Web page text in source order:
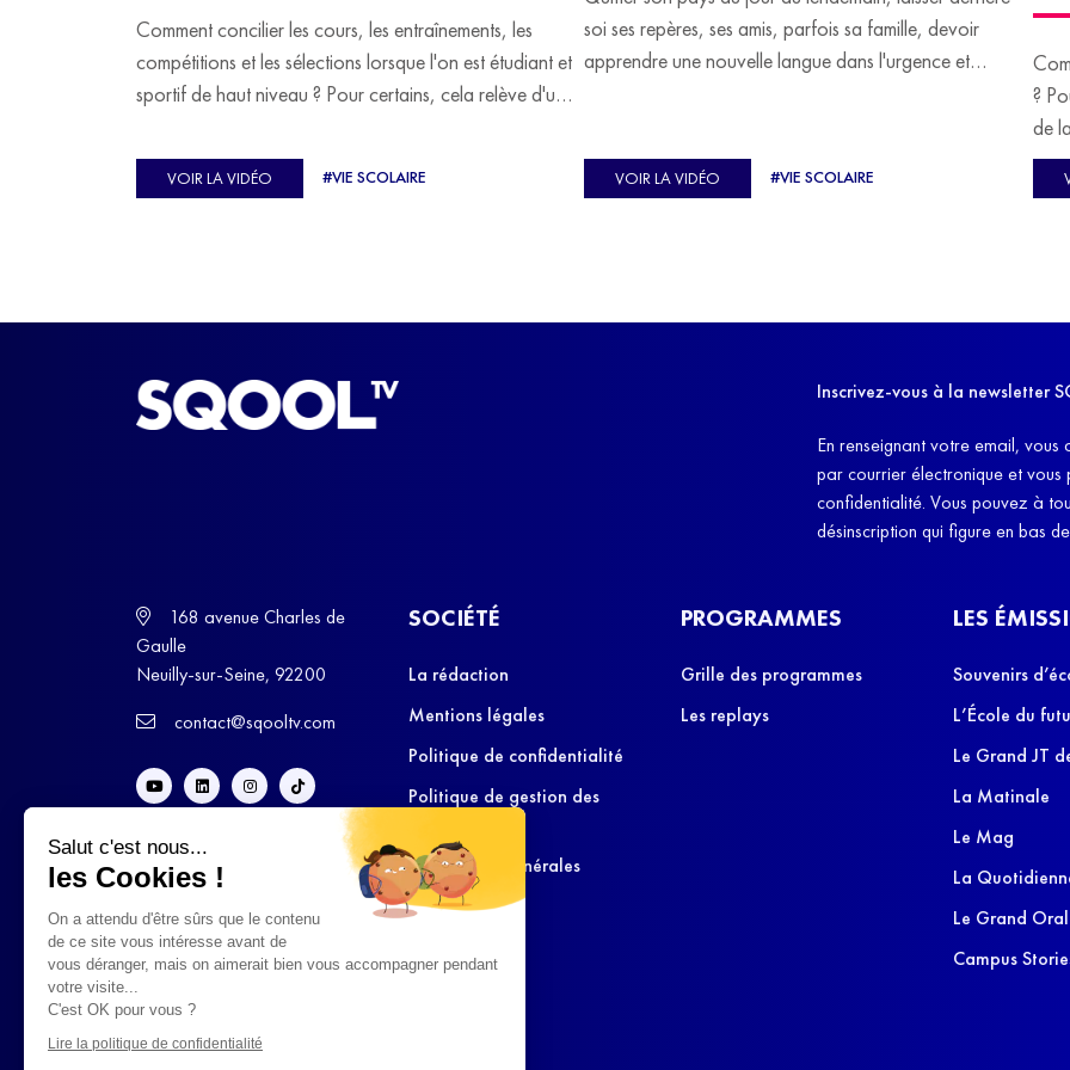
Salut c'est nous...
les Cookies !
On a attendu d'être sûrs que le contenu
de ce site vous intéresse avant de
vous déranger, mais on aimerait bien vous accompagner pendant
votre visite...
C'est OK pour vous ?
Lire la politique de confidentialité
Comment concilier les cours, les entraînements, les
compétitions et les sélections lorsque l'on est étudiant et
sportif de haut niveau ? Pour certains, cela relève d'un
Ulysse Soriano, vice-champion d'Europe de Horse-
ball, qui a failli abandonner ses études avant de
VOIR LA VIDÉO #VIE SCOLAIRE
soi ses repères, ses amis, parfois sa famille, devoir
apprendre une nouvelle langue dans l'urgence et
C'est l'histoire de nombreux réfugiés, et notamment
celle de Lisa Machukha, que nous vous proposons de
VOIR LA VIDÉO #VIE SCOLAIRE
?
de
Inscrivez-vous à la newsletter
En renseignant votre email,
par courrier électronique et
confidentialité. Vous pouvez à
désinscription qui figure en bas
168 avenue Charles de
Gaulle
Neuilly-sur-Seine, 92200
contact@sqooltv.com
SOCIÉTÉ
La rédaction
Mentions légales
Politique de confidentialité
Politique de gestion des
Conditions Générales
d’Utilisation
PROGRAMMES
Grille des programmes
Les replays
LES
Souvenirs
L’École du
Le Grand JT
La Matinale
Le Mag
La
Le Grand Oral
Campus